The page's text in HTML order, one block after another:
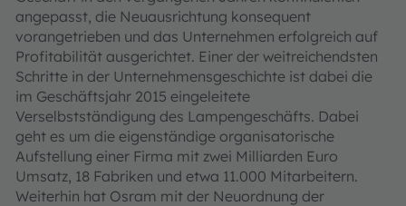
angepasst, die Neuausrichtung konsequent
vorangetrieben und das Unternehmen erfolgreich auf
Profitabilität ausgerichtet. Einer der weitreichendsten
Schritte in der Unternehmensgeschichte ist dabei die
im Geschäftsjahr 2015 eingeleitete
Verselbstständigung des Lampengeschäfts. Dabei
geht es um die eigenständige organisatorische
Aufstellung einer Firma mit zwei Milliarden Euro
Umsatz, 18 Fabriken und etwa 11.000 Mitarbeitern.
Weiterhin hat Osram mit der Neuordnung der